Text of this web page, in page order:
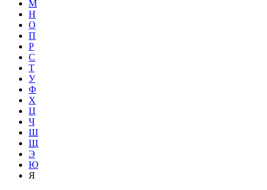
М
Н
О
П
Р
С
Т
У
Ф
Х
Ц
Ч
Ш
Щ
Э
Ю
Я